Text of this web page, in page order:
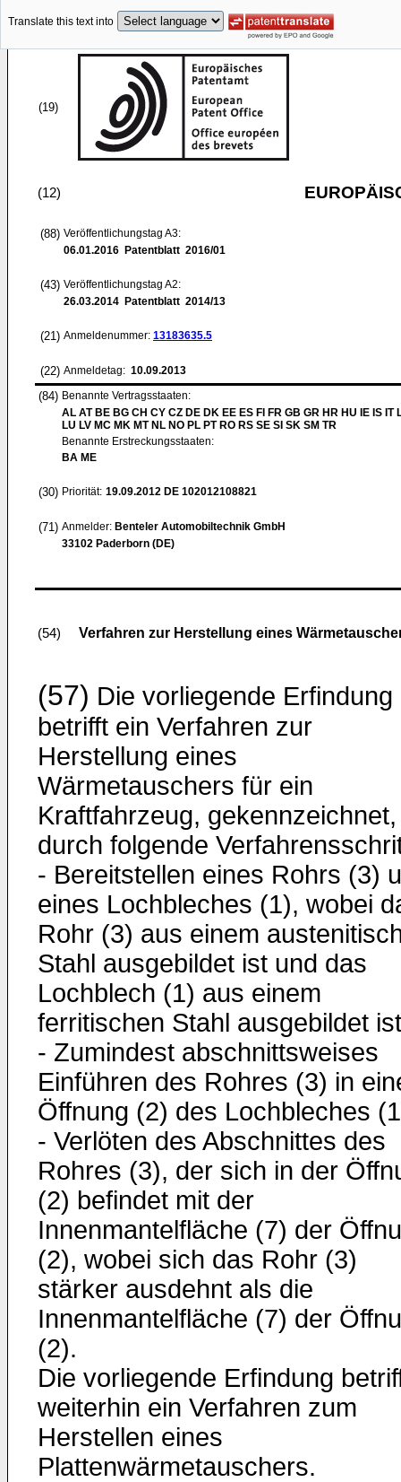
Translate this text into
(19)
(12)
(88) Veröffentlichungstag A3:
06.01.2016 Patentblatt 2016/01
(43) Veröffentlichungstag A2:
26.03.2014 Patentblatt 2014/13
(21) Anmeldenummer: 13183635.5
(22) Anmeldetag: 10.09.2013
(84) Benannte Vertragsstaaten:
AL AT BE BG CH CY CZ DE DK EE ES FI FR GB GR HR HU IE IS IT
LU LV MC MK MT NL NO PL PT RO RS SE SI SK SM TR
Benannte Erstreckungsstaaten:
BA ME
(30) Priorität: 19.09.2012 DE 102012108821
(71) Anmelder: Benteler Automobiltechnik GmbH
33102 Paderborn (DE)
(54) Verfahren zur Herstellung eines
(57) Die vorliegende Erfindung
betrifft ein Verfahren zur
Herstellung eines
Wärmetauschers für ein
Kraftfahrzeug, gekennzeichnet,
durch folgende
- Bereitstellen eines Rohrs (3)
eines Lochbleches (1), wobei
Rohr (3) aus einem
Stahl ausgebildet ist und das
Lochblech (1) aus einem
ferritischen Stahl ausgebildet
- Zumindest abschnittsweises
Einführen des Rohres (3) in
Öffnung (2) des Lochbleches
- Verlöten des Abschnittes des
Rohres (3), der sich in der
(2) befindet mit der
Innenmantelfläche (7) der
(2), wobei sich das Rohr (3)
stärker ausdehnt als die
Innenmantelfläche (7) der
(2).
Die vorliegende Erfindung
weiterhin ein Verfahren zum
Herstellen eines
Plattenwärmetauschers.